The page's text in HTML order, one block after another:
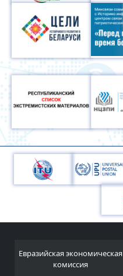
Евразийская экономическая
комиссия